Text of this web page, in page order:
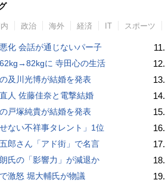
政治 海外 経済 IT スポーツ
化 会話が通じないパー子
に 寺田心の生活
及川光博が結婚を発表
人 佐藤佳奈と電撃結婚
戸塚純貴が結婚を発表
せない不祥事タレント」1位
郎さん「アド街」で名言
氏の「影響力」が減退か
激怒 堀大輔氏が物議
11.
12.
13.
14.
15.
16.
17.
18.
19.